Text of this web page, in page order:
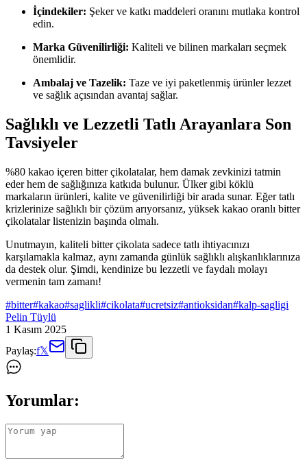
İçindekiler: Şeker ve katkı maddeleri oranını mutlaka kontrol
edin.
Marka Güvenilirliği: Kaliteli ve bilinen markaları seçmek
önemlidir.
Ambalaj ve Tazelik: Taze ve iyi paketlenmiş ürünler lezzet
ve sağlık açısından avantaj sağlar.
Sağlıklı ve Lezzetli Tatlı Arayanlara Son
Tavsiyeler
%80 kakao içeren bitter çikolatalar, hem damak zevkinizi tatmin
eder hem de sağlığınıza katkıda bulunur. Ülker gibi köklü
markaların ürünleri, kalite ve güvenilirliği bir arada sunar. Eğer tatlı
krizlerinize sağlıklı bir çözüm arıyorsanız, yüksek kakao oranlı bitter
çikolatalar listenizin başında olmalı.
Unutmayın, kaliteli bitter çikolata sadece tatlı ihtiyacınızı
karşılamakla kalmaz, aynı zamanda günlük sağlıklı alışkanlıklarınıza
da destek olur. Şimdi, kendinize bu lezzetli ve faydalı molayı
vermenin tam zamanı!
#bitter#kakao#saglikli#cikolata#ucretsiz#antioksidan#kalp-sagligi
Pelin Tüylü
1 Kasım 2025
Paylaş:f𝕏
Yorumlar: